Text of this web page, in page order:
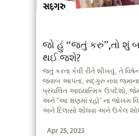
જો હું “જતું કરું”,તો શું
થઈ જશે?
જતું કરતા કેવી રીતે શીખવું, તે
જવાબ આપતા, સદ્‍ગુરુ નવા
પ્રચલિત આધ્યાત્મિક ઉપદેશો,
અને “આ ક્ષણમાં રહો” ના જોખમ
અને દિલાસો શોધવા અને ઉકેલ
Apr 25, 2023